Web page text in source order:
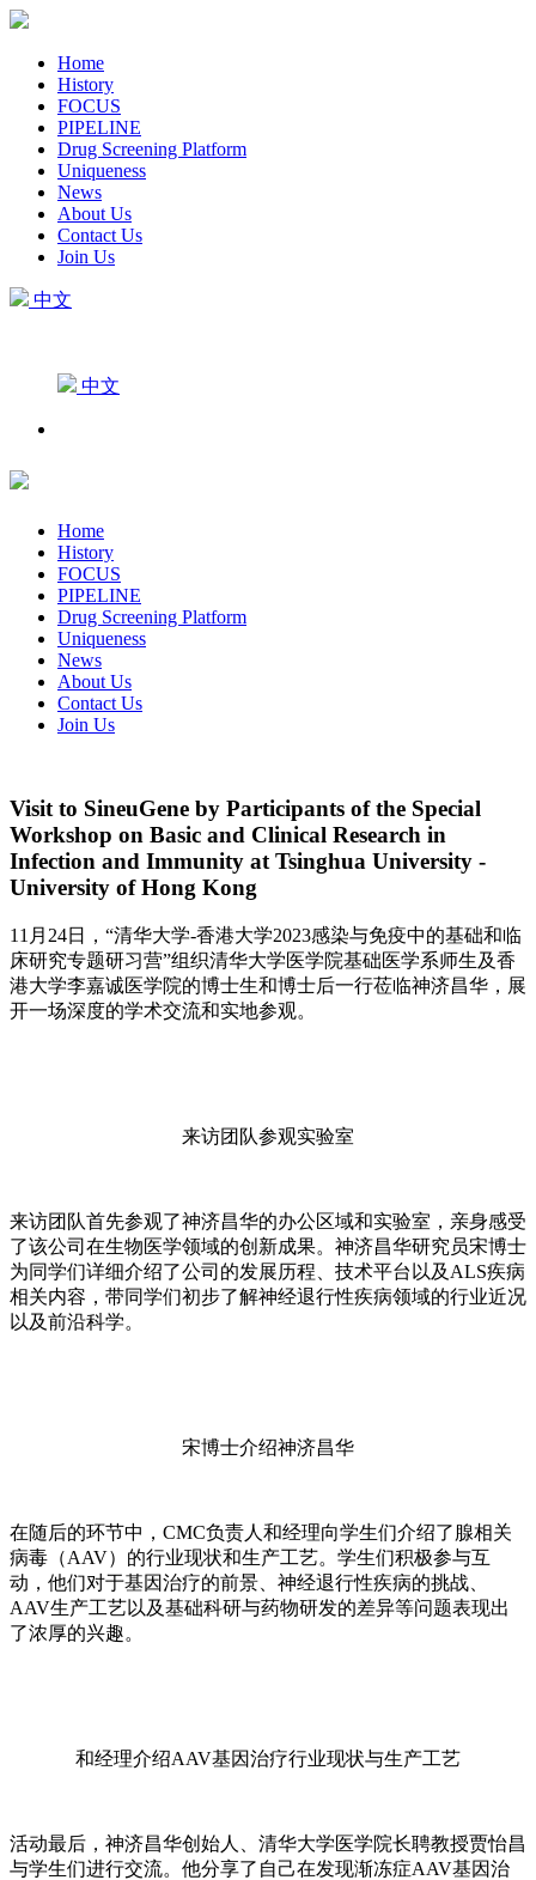
Home
History
FOCUS
PIPELINE
Drug Screening Platform
Uniqueness
News
About Us
Contact Us
Join Us
中文
中文
Home
History
FOCUS
PIPELINE
Drug Screening Platform
Uniqueness
News
About Us
Contact Us
Join Us
Visit to SineuGene by Participants of the Special
Workshop on Basic and Clinical Research in
Infection and Immunity at Tsinghua University -
University of Hong Kong
11月24日，“清华大学-香港大学2023感染与免疫中的基础和临
床研究专题研习营”组织清华大学医学院基础医学系师生及香
港大学李嘉诚医学院的博士生和博士后一行莅临神济昌华，展
开一场深度的学术交流和实地参观。
来访团队参观实验室
来访团队首先参观了神济昌华的办公区域和实验室，亲身感受
了该公司在生物医学领域的创新成果。神济昌华研究员宋博士
为同学们详细介绍了公司的发展历程、技术平台以及ALS疾病
相关内容，带同学们初步了解神经退行性疾病领域的行业近况
以及前沿科学。
宋博士介绍神济昌华
在随后的环节中，CMC负责人和经理向学生们介绍了腺相关
病毒（AAV）的行业现状和生产工艺。学生们积极参与互
动，他们对于基因治疗的前景、神经退行性疾病的挑战、
AAV生产工艺以及基础科研与药物研发的差异等问题表现出
了浓厚的兴趣。
和经理介绍AAV基因治疗行业现状与生产工艺
活动最后，神济昌华创始人、清华大学医学院长聘教授贾怡昌
与学生们进行交流。他分享了自己在发现渐冻症AAV基因治